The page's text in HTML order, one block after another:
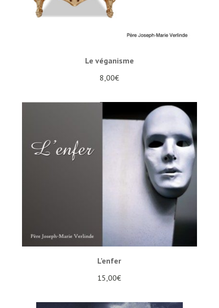
Le véganisme
8,00€
L'enfer
15,00€